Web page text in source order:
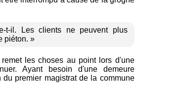
t-il. Les clients ne peuvent plus
piéton. »
les choses au point lors d'une
Ayant besoin d'une demeure
premier magistrat de la commune